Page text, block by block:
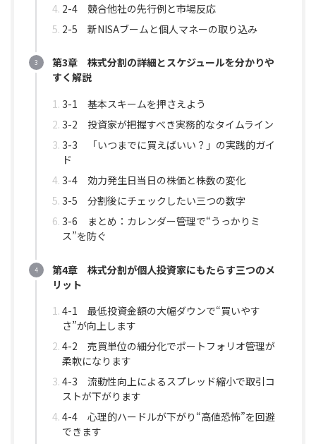
2-4 競合他社の先行例と市場反応
2-5 新NISAブームと個人マネーの取り込み
第3章 株式分割の詳細とスケジュールを分かりや
すく解説
3-1 基本スキームを押さえよう
3-2 投資家が把握すべき実務的なタイムライン
3-3 「いつまでに買えばいい？」の実践的ガイ
ド
3-4 効力発生日当日の株価と株数の変化
3-5 分割後にチェックしたい三つの数字
3-6 まとめ：カレンダー管理で“うっかりミ
ス”を防ぐ
第4章 株式分割が個人投資家にもたらす三つのメ
リット
4-1 最低投資金額の大幅ダウンで“買いやす
さ”が向上します
4-2 売買単位の細分化でポートフォリオ管理が
柔軟になります
4-3 流動性向上によるスプレッド縮小で取引コ
ストが下がります
4-4 心理的ハードルが下がり“高値恐怖”を回避
できます